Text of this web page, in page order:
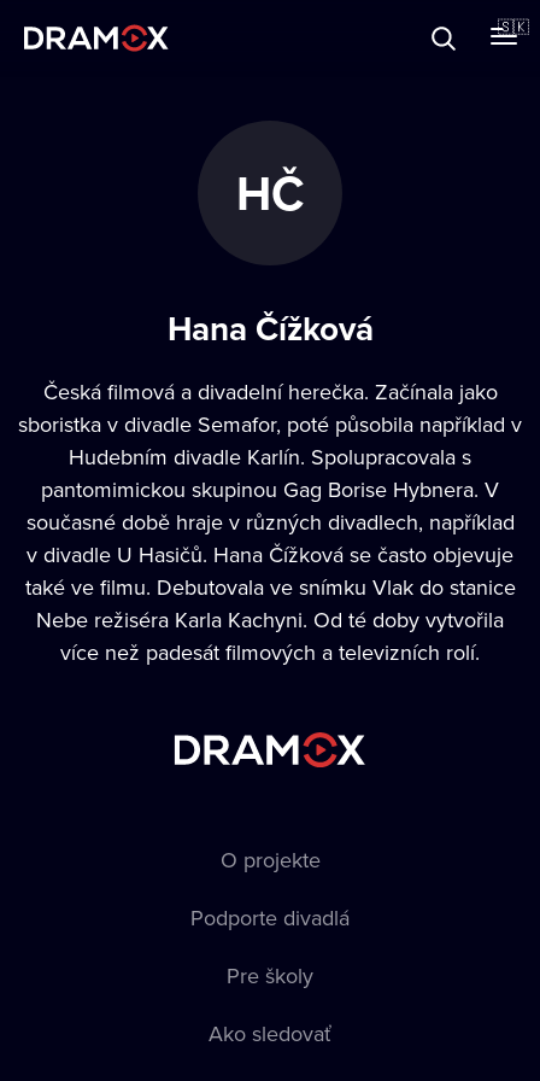
🇸🇰
HČ
Hana Čížková
Česká filmová a divadelní herečka. Začínala jako
sboristka v divadle Semafor, poté působila například v
Hudebním divadle Karlín. Spolupracovala s
pantomimickou skupinou Gag Borise Hybnera. V
současné době hraje v různých divadlech, například
v divadle U Hasičů. Hana Čížková se často objevuje
také ve filmu. Debutovala ve snímku Vlak do stanice
Nebe režiséra Karla Kachyni. Od té doby vytvořila
více než padesát filmových a televizních rolí.
O projekte
Podporte divadlá
Pre školy
Ako sledovať